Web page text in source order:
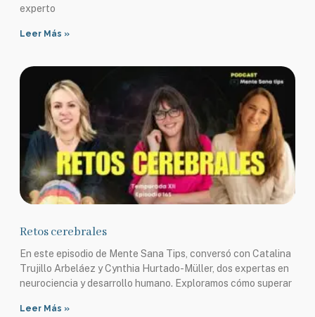
experto
Leer Más »
Retos cerebrales
En este episodio de Mente Sana Tips, conversó con Catalina
Trujillo Arbeláez y Cynthia Hurtado-Müller, dos expertas en
neurociencia y desarrollo humano. Exploramos cómo superar
Leer Más »